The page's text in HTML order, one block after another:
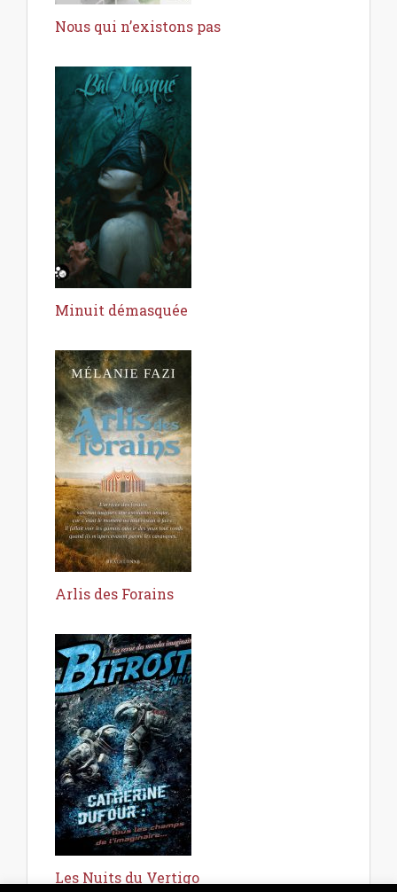
Nous qui n’existons pas
Minuit démasquée
Arlis des Forains
Les Nuits du Vertigo